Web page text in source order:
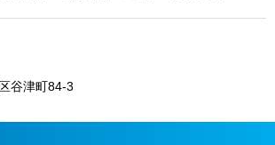
谷津町84-3